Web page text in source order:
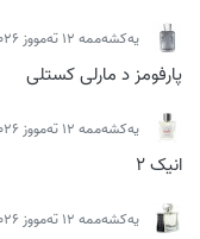
یەکشەممە 12 تەمووز 2026
پارفومز د مارلی کستلی
یەکشەممە 12 تەمووز 2026
انیک 2
یەکشەممە 12 تەمووز 2026